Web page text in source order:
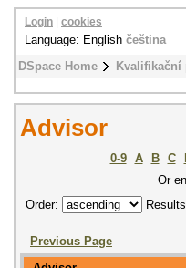
DSpace Home Kvalifikační
Login cookies
Language: English čeština
Advisor
0-9 A B C
Or
Order:
Previous Page